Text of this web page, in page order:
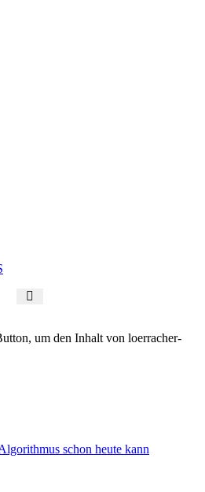
um den Inhalt von loerracher-
schon heute kann